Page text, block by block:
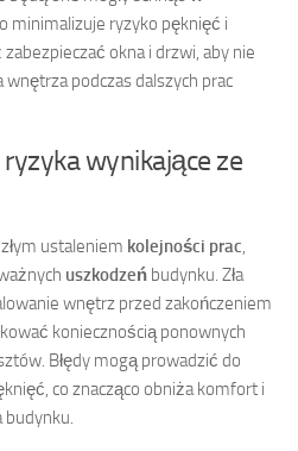
minimalizuje ryzyko pęknięć i
okna i drzwi, aby nie
podczas dalszych prac
ryzyka wynikające ze
ustaleniem kolejności prac
uszkodzeń budynku. Zła
wnętrz przed zakończeniem
koniecznością ponownych
Błędy mogą prowadzić do
co znacząco obniża komfort i